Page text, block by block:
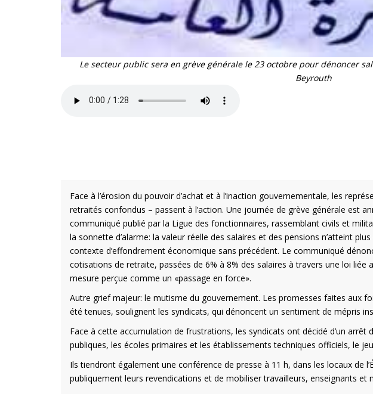
Le secteur public sera en grève générale le 23 octobre pour dénoncer
Beyrouth
Face à l’érosion du pouvoir d’achat et à l’inaction gouvernementale, les
retraités confondus – passent à l’action. Une journée de grève générale est
communiqué publié par la Ligue des fonctionnaires, rassemblant civils et
la sonnette d’alarme: la valeur réelle des salaires et des pensions n’atteint
contexte d’effondrement économique sans précédent. Le communiqué
cotisations de retraite, passées de 6% à 8% des salaires à travers une loi liée
mesure perçue comme un «passage en force».
Autre grief majeur: le mutisme du gouvernement. Les promesses faites aux
été tenues, soulignent les syndicats, qui dénoncent un sentiment de mépris
Face à cette accumulation de frustrations, les syndicats ont décidé d’un
publiques, les écoles primaires et les établissements techniques officiels, le
Ils tiendront également une conférence de presse à 11 h, dans les locaux de
publiquement leurs revendications et de mobiliser travailleurs, enseignants et